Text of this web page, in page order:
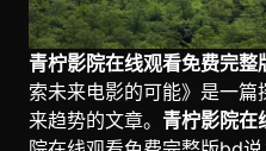
青柠影院在线观看免费完整
索未来电影的可能》是一
来趋势的文章。 青柠影院在